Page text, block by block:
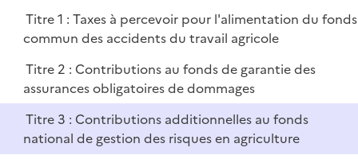
r l
i
e
r
p
l
i
r
Titre 1 : Taxes à percevoir pour l'alimentation du fonds
commun des accidents du travail agricole
Titre 2 : Contributions au fonds de garantie des
assurances obligatoires de dommages
Titre 3 : Contributions additionnelles au fonds
national de gestion des risques en agriculture